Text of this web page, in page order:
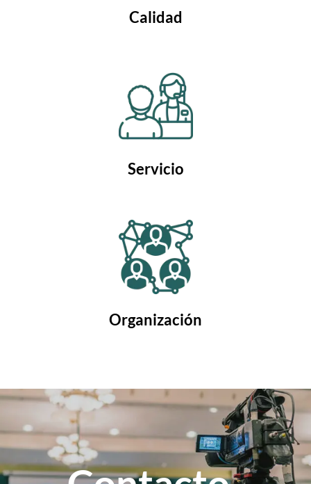
Calidad
Servicio
Organización